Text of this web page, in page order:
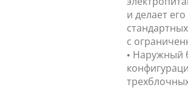
и делает
с
• Наружный